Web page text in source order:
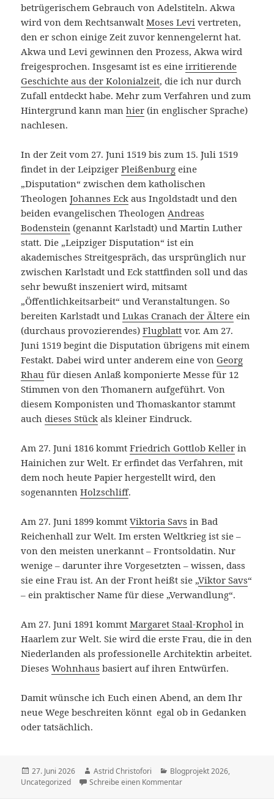
betrügerischem Gebrauch von Adelstiteln. Akwa
wird von dem RechtsanwaltMoses Levi vertreten,
den er schon einige Zeit zuvor kennengelernt hat.
Akwa und Levi gewinnen den Prozess, Akwa wird
freigesprochen. Insgesamt ist es eineirritierende
Geschichte aus der Kolonialzeit, die ich nur durch
Zufall entdeckt habe. Mehr zum Verfahren und zum
Hintergrund kann manhier (in englischer Sprache)
nachlesen.
In der Zeit vom 27. Juni 1519 bis zum 15. Juli 1519
findet in der LeipzigerPleißenburg eine
„Disputation“ zwischen dem katholischen
TheologenJohannes Eck aus Ingoldstadt und den
beiden evangelischen TheologenAndreas
Bodenstein (genannt Karlstadt) und Martin Luther
statt. Die „Leipziger Disputation“ ist ein
akademisches Streitgespräch, das ursprünglich nur
zwischen Karlstadt und Eck stattfinden soll und das
sehr bewußt inszeniert wird, mitsamt
„Öffentlichkeitsarbeit“ und Veranstaltungen. So
bereiten Karlstadt undLukas Cranach der Ältere ein
(durchaus provozierendes)Flugblatt vor. Am 27.
Juni 1519 begint die Disputation übrigens mit einem
Festakt. Dabei wird unter anderem eine von Georg
Rhau für diesen Anlaß komponierte Messe für 12
Stimmen von den Thomanern aufgeführt. Von
diesem Komponisten und Thomaskantor stammt
auchdieses Stück als kleiner Eindruck.
Am 27. Juni 1816 kommtFriedrich Gottlob Keller in
Hainichen zur Welt. Er erfindet das Verfahren, mit
dem noch heute Papier hergestellt wird, den
sogenanntenHolzschliff.
Am 27. Juni 1899 kommtViktoria Savs in Bad
Reichenhall zur Welt. Im ersten Weltkrieg ist sie –
von den meisten unerkannt – Frontsoldatin. Nur
wenige – darunter ihre Vorgesetzten – wissen, dass
sie eine Frau ist. An der Front heißt sie „Viktor Savs“
– ein praktischer Name für diese „Verwandlung“.
Am 27. Juni 1891 kommtMargaret Staal-Krophol in
Haarlem zur Welt. Sie wird die erste Frau, die in den
Niederlanden als professionelle Architektin arbeitet.
DiesesWohnhaus basiert auf ihren Entwürfen.
Damit wünsche ich Euch einen Abend, an dem Ihr
neue Wege beschreiten könnt egal ob in Gedanken
oder tatsächlich.
Veröffentlicht
am
27. Juni 2026 Autor
Astrid Christofori Kategorien
Blogprojekt 2026,
Uncategorized
Schreibe einen Kommentar